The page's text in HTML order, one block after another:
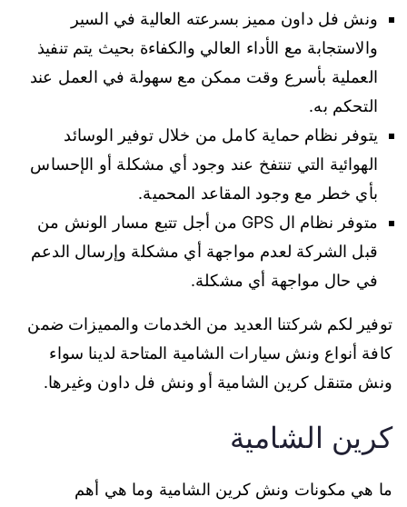
ونش فل داون مميز بسرعته العالية في السير
والاستجابة مع الأداء العالي والكفاءة بحيث يتم تنفيذ
العملية بأسرع وقت ممكن مع سهولة في العمل عند
التحكم به.
يتوفر نظام حماية كامل من خلال توفير الوسائد
الهوائية التي تنتفخ عند وجود أي مشكلة أو الإحساس
بأي خطر مع وجود المقاعد المحمية.
متوفر نظام ال GPS من أجل تتبع مسار الونش من
قبل الشركة لعدم مواجهة أي مشكلة وإرسال الدعم
في حال مواجهة أي مشكلة.
توفير لكم شركتنا العديد من الخدمات والمميزات ضمن
كافة أنواع ونش سيارات الشامية المتاحة لدينا سواء
ونش متنقل كرين الشامية أو ونش فل داون وغيرها.
كرين الشامية
ما هي مكونات ونش كرين الشامية وما هي أهم